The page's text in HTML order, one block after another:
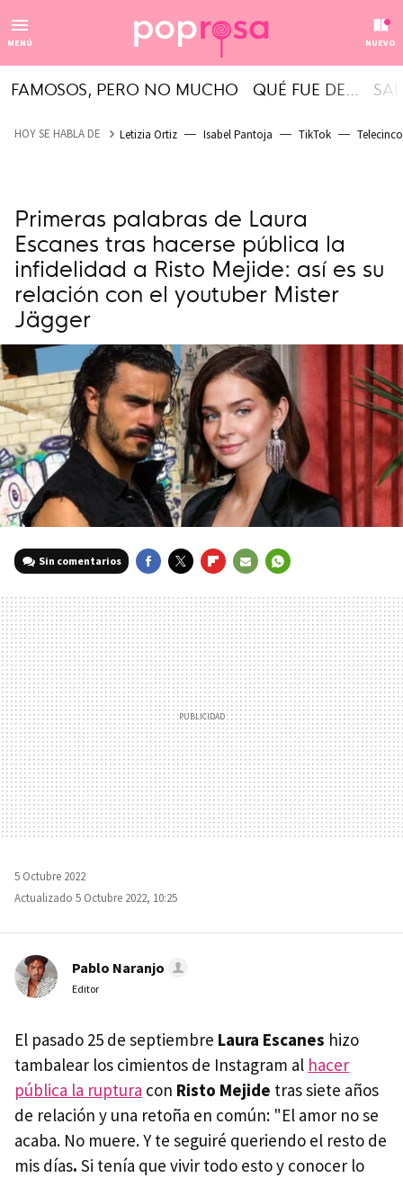
MENÚ NUEVO
FAMOSOS, PERO NO MUCHO QUÉ FUE DE...
HOY SE HABLA DE Letizia Ortiz Isabel Pantoja TikTok Telecinco
Primeras palabras de Laura
Escanes tras hacerse pública la
infidelidad a Risto Mejide: así es su
relación con el youtuber Mister
Jägger
Sin comentarios
MAIL
5 Octubre 2022
Actualizado 5 Octubre 2022, 10:25
Pablo Naranjo
Editor
El pasado 25 de septiembre Laura Escanes hizo
tambalear los cimientos de Instagram al hacer
pública la ruptura con Risto Mejide tras siete años
de relación y una retoña en común: "El amor no se
acaba. No muere. Y te seguiré queriendo el resto de
mis días. Si tenía que vivir todo esto y conocer lo